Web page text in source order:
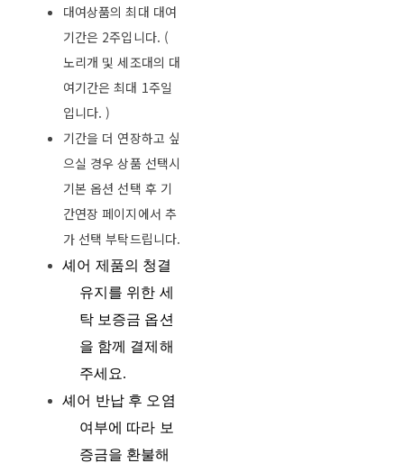
대여상품의 최대 대여
기간은 2주입니다. (
노리개 및 세조대의 대
여기간은 최대 1주일
입니다. )
기간을 더 연장하고 싶
으실 경우 상품 선택시
기본 옵션 선택 후 기
간연장 페이지에서 추
가 선택 부탁드립니다.
셰어 제품의 청결
유지를 위한 세
탁 보증금 옵션
을 함께 결제해
주세요.
셰어 반납 후 오염
여부에 따라 보
증금을 환불해